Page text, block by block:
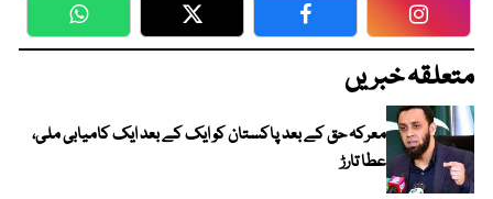
WhatsApp Twitter Facebook
متعلقہ خبریں
معرکہ حق کے بعد پاکستان کو ایک کے بعد ایک کامیابی ملی،
عطا تارڑ